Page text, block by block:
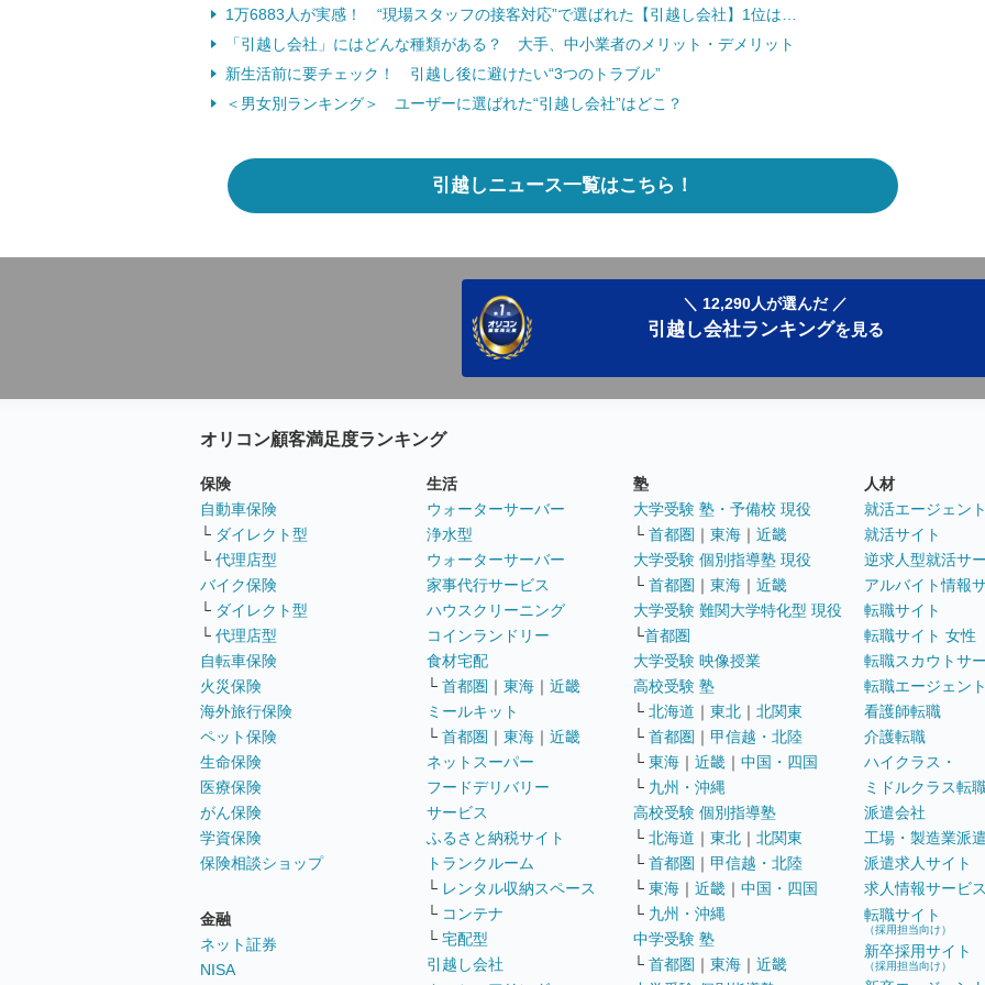
1万6883人が実感！ “現場スタッフの接客対応”で選ばれた【引越し会社】1位は…
「引越し会社」にはどんな種類がある？ 大手、中小業者のメリット・デメリット
新生活前に要チェック！ 引越し後に避けたい“3つのトラブル”
＜男女別ランキング＞ ユーザーに選ばれた“引越し会社”はどこ？
引越しニュース一覧はこちら！
＼ 12,290人が選んだ ／
引越し会社ランキングを見る
オリコン顧客満足度ランキング
保険
自動車保険
└ ダイレクト型
└ 代理店型
バイク保険
└ ダイレクト型
└ 代理店型
自転車保険
火災保険
海外旅行保険
ペット保険
生命保険
医療保険
がん保険
学資保険
保険相談ショップ
金融
ネット証券
NISA
生活
ウォーターサーバー
浄水型
ウォーターサーバー
家事代行サービス
ハウスクリーニング
コインランドリー
食材宅配
└ 首都圏 ｜ 東海 ｜ 近畿
ミールキット
└ 首都圏 ｜ 東海 ｜ 近畿
ネットスーパー
フードデリバリー
サービス
ふるさと納税サイト
トランクルーム
└ レンタル収納スペース
└ コンテナ
└ 宅配型
引越し会社
塾
大学受験 塾・予備校 現役
└ 首都圏 ｜ 東海 ｜ 近畿
大学受験 個別指導塾 現役
└ 首都圏 ｜ 東海 ｜ 近畿
大学受験 難関大学特化型 現役
└首都圏
大学受験 映像授業
高校受験 塾
└ 北海道 ｜ 東北 ｜ 北関東
└ 首都圏 ｜ 甲信越・北陸
└ 東海 ｜ 近畿 ｜ 中国・四国
└ 九州・沖縄
高校受験 個別指導塾
└ 北海道 ｜ 東北 ｜ 北関東
└ 首都圏 ｜ 甲信越・北陸
└ 東海 ｜ 近畿 ｜ 中国・四国
└ 九州・沖縄
中学受験 塾
└ 首都圏 ｜ 東海 ｜ 近畿
人材
就活エージェン
就活サイト
逆求人型就活サ
アルバイト情報
転職サイト
転職サイト 女性
転職スカウトサ
転職エージェン
看護師転職
介護転職
ハイクラス・
ミドルクラス転
派遣会社
工場・製造業派
派遣求人サイト
求人情報サービ
転職サイト
（採用担当向け）
新卒採用サイト
（採用担当向け）